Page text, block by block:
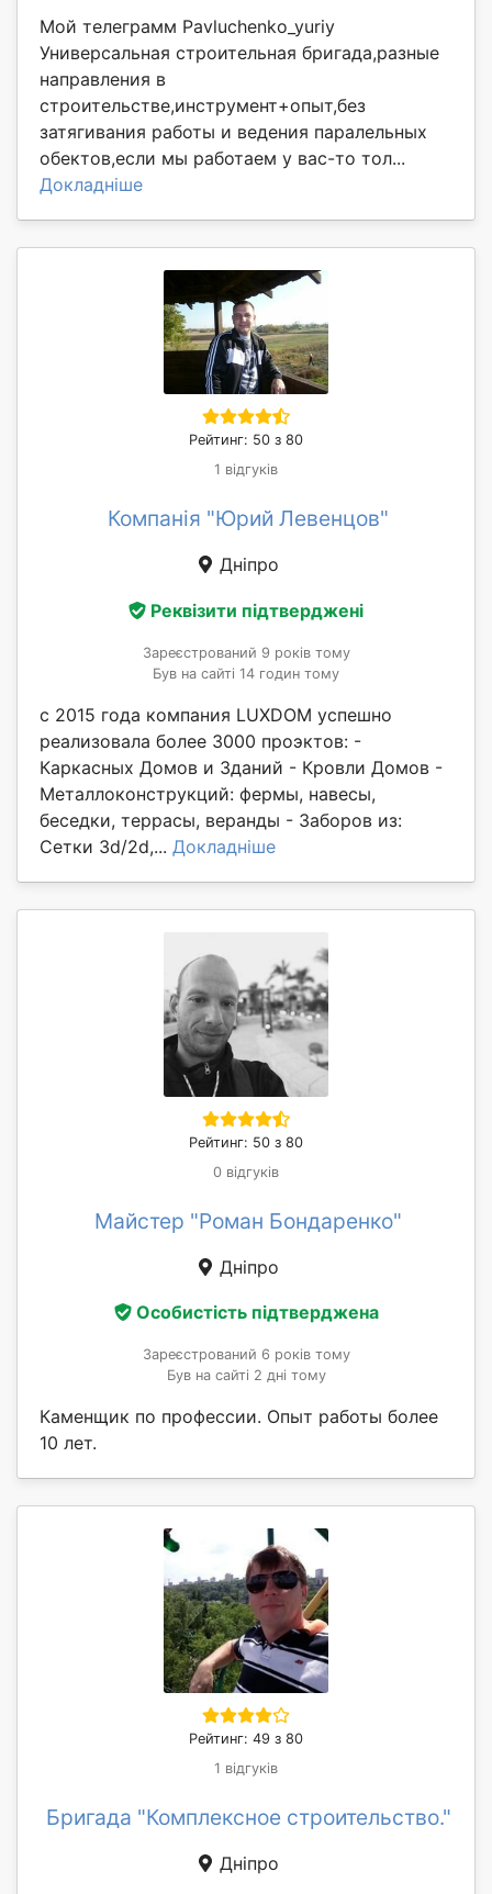
Мой телеграмм Pavluchenko_yuriy
Универсальная строительная бригада,разные
направления в
строительстве,инструмент+опыт,без
затягивания работы и ведения паралельных
обектов,если мы работаем у вас-то тол...
Докладніше
Рейтинг: 50 з 80
1 відгуків
Компанія "Юрий Левенцов"
Дніпро
Реквізити підтверджені
Зареєстрований 9 років тому
Був на сайті 14 годин тому
с 2015 года компания LUXDOM успешно
реализовала более 3000 проэктов: -
Каркасных Домов и Зданий - Кровли Домов -
Металлоконструкций: фермы, навесы,
беседки, террасы, веранды - Заборов из:
Сетки 3d/2d,... Докладніше
Рейтинг: 50 з 80
0 відгуків
Майстер "Роман Бондаренко"
Дніпро
Особистість підтверджена
Зареєстрований 6 років тому
Був на сайті 2 дні тому
Каменщик по профессии. Опыт работы более
10 лет.
Рейтинг: 49 з 80
1 відгуків
Бригада "Комплексное строительство."
Дніпро